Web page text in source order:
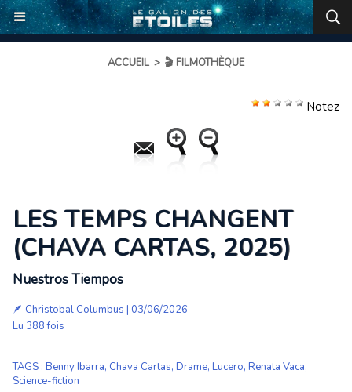
ACCUEIL > 🎬 FILMOTHÈQUE
Notez
LES TEMPS CHANGENT
(CHAVA CARTAS, 2025)
Nuestros Tiempos
🪶 Christobal Columbus | 03/06/2026
Lu 388 fois
TAGS : Benny Ibarra, Chava Cartas, Drame, Lucero, Renata Vaca,
Science-fiction